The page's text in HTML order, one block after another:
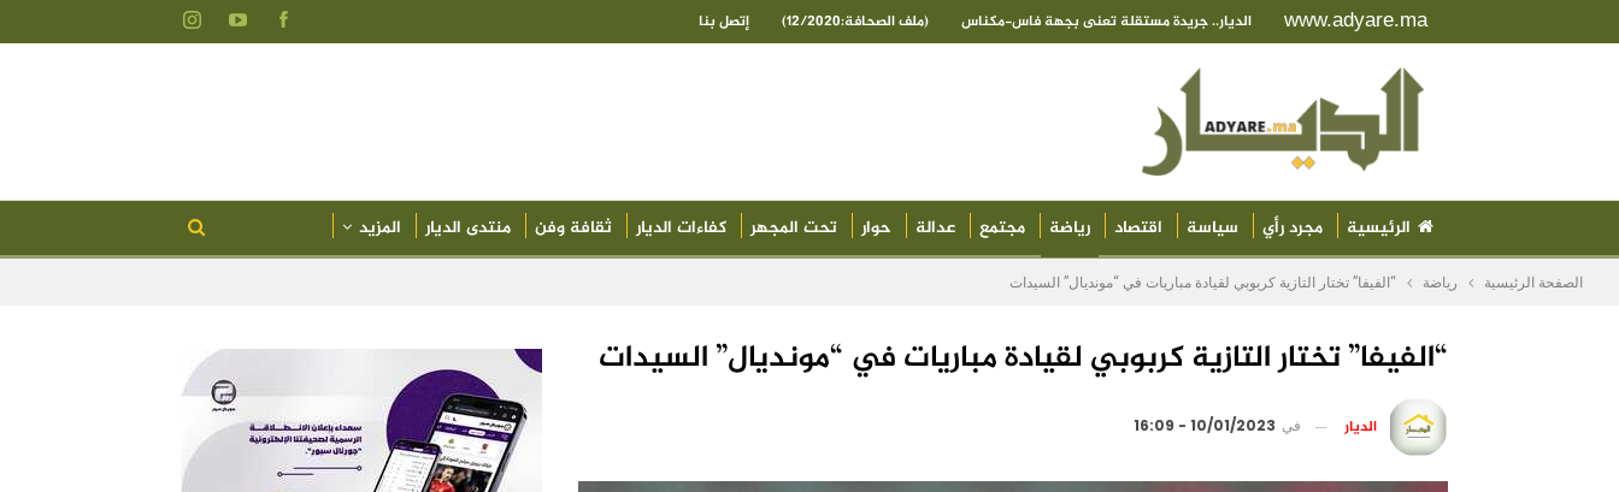
www.adyare.ma الديار.. جريدة مستقلة تعنى بجهة فاس-مكناس (ملف الصحافة:12/2020) إتصل بنا
الرئيسية مجرد رأي سياسة اقتصاد رياضة مجتمع عدالة حوار تحت المجهر كفاءات الديار ثقافة وفن منتدى الديار المزيد
الصفحة الرئيسية رياضة “الفيفا” تختار التازية كربوبي لقيادة مباريات في “مونديال” السيدات
“الفيفا” تختار التازية كربوبي لقيادة مباريات في “مونديال” السيدات
الديار في 10/01/2023 - 16:09